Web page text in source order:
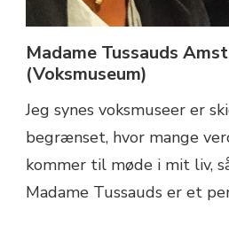
Madame Tussauds
(Voksmuseum)
Jeg synes voksmuseer er
begrænset, hvor mange
kommer til møde i mit liv,
Madame Tussauds er et